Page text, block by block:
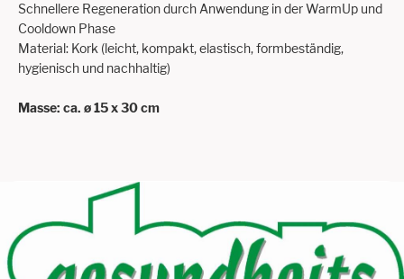
Schnellere Regeneration durch Anwendung in der WarmUp und
Cooldown Phase
Material: Kork (leicht, kompakt, elastisch, formbeständig,
hygienisch und nachhaltig)
Masse: ca. ø 15 x 30 cm